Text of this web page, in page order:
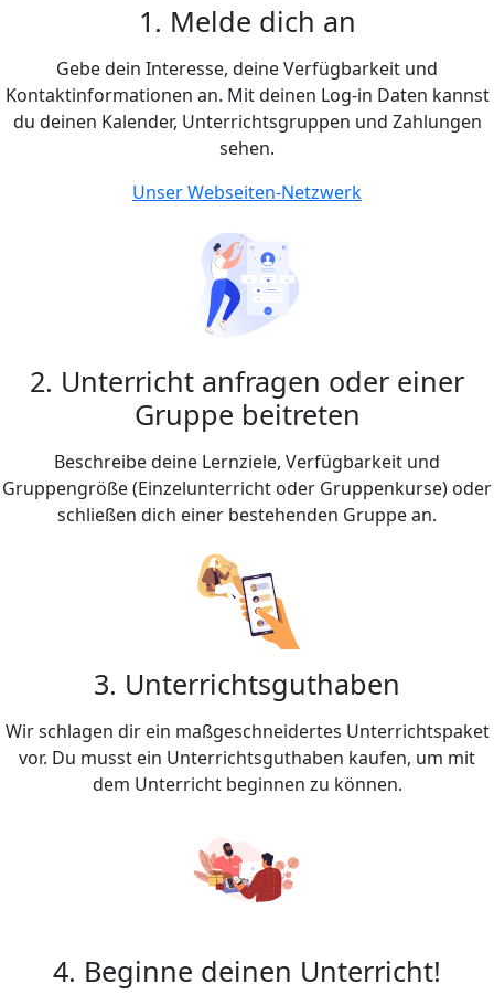
1. Melde dich an
Gebe dein Interesse, deine Verfügbarkeit und
Kontaktinformationen an. Mit deinen Log-in Daten kannst
du deinen Kalender, Unterrichtsgruppen und Zahlungen
sehen.
Unser Webseiten-Netzwerk
2. Unterricht anfragen oder einer
Gruppe beitreten
Beschreibe deine Lernziele, Verfügbarkeit und
Gruppengröße (Einzelunterricht oder Gruppenkurse) oder
schließen dich einer bestehenden Gruppe an.
3. Unterrichtsguthaben
Wir schlagen dir ein maßgeschneidertes Unterrichtspaket
vor. Du musst ein Unterrichtsguthaben kaufen, um mit
dem Unterricht beginnen zu können.
4. Beginne deinen Unterricht!